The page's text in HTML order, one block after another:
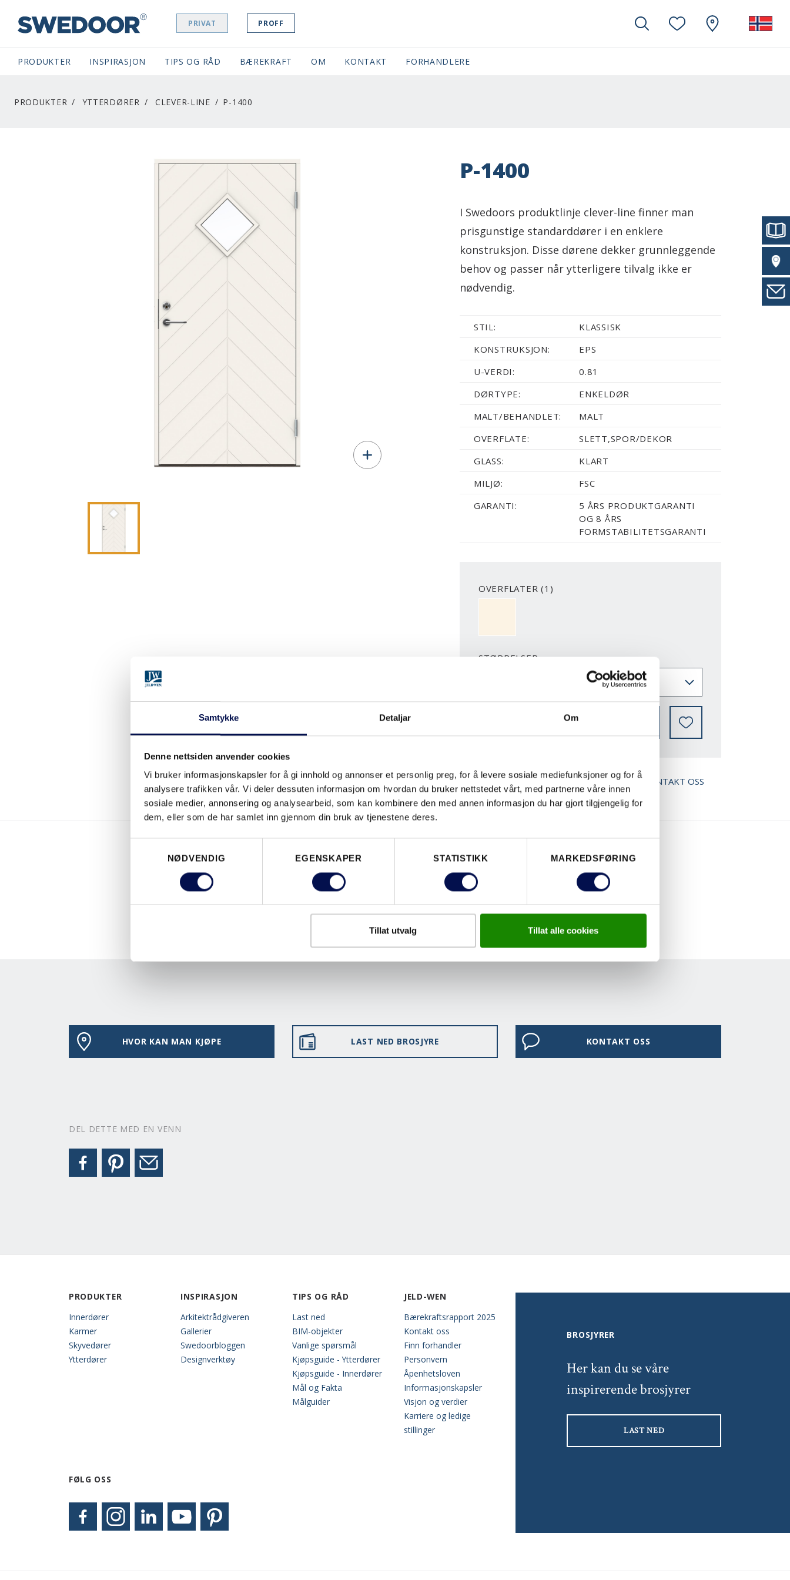
Samtykke Detaljar Om
Denne nettsiden anvender cookies
Vi bruker informasjonskapsler for å gi innhold og annonser et personlig preg, for å levere sosiale mediefunksjoner og for å
analysere trafikken vår. Vi deler dessuten informasjon om hvordan du bruker nettstedet vårt, med partnerne våre innen
sosiale medier, annonsering og analysearbeid, som kan kombinere den med annen informasjon du har gjort tilgjengelig for
dem, eller som de har samlet inn gjennom din bruk av tjenestene deres.
NØDVENDIG EGENSKAPER STATISTIKK MARKEDSFØRING
Tillat utvalg Tillat alle cookies
SWEDOOR NAVIGATION PRIVAT PROFF
PRODUKTER INSPIRASJON TIPS OG RÅD BÆREKRAFT OM KONTAKT FORHANDLERE
PRODUKTER YTTERDØRER CLEVER-LINE P-1400
P-1400
I Swedoors produktlinje clever-line finner man
prisgunstige standarddører i en enklere
konstruksjon. Disse dørene dekker grunnleggende
behov og passer når ytterligere tilvalg ikke er
nødvendig.
STIL:
KLASSISK
KONSTRUKSJON:
EPS
U-VERDI:
0.81
DØRTYPE:
ENKELDØR
MALT/BEHANDLET:
MALT
OVERFLATE:
SLETT,SPOR/DEKOR
GLASS:
KLART
MILJØ:
FSC
GARANTI:
5 ÅRS PRODUKTGARANTI
OG 8 ÅRS
FORMSTABILITETSGARANTI
OVERFLATER (1)
STØRRELSER
HVOR KAN MAN KJØPE
LAST NED BROSJYRE KONTAKT OSS
HVOR KAN MAN KJØPE LAST NED BROSJYRE KONTAKT OSS
DEL DETTE MED EN VENN
PRODUKTER
Innerdører
Karmer
Skyvedører
Ytterdører
INSPIRASJON
Arkitektrådgiveren
Gallerier
Swedoorbloggen
Designverktøy
TIPS OG RÅD
Last ned
BIM-objekter
Vanlige spørsmål
Kjøpsguide - Ytterdører
Kjøpsguide - Innerdører
Mål og Fakta
Målguider
JELD-WEN
Bærekraftsrapport 2025
Kontakt oss
Finn forhandler
Personvern
Åpenhetsloven
Informasjonskapsler
Visjon og verdier
Karriere og ledige
stillinger
FØLG OSS
BROSJYRER
Her kan du se våre
inspirerende brosjyrer
LAST NED